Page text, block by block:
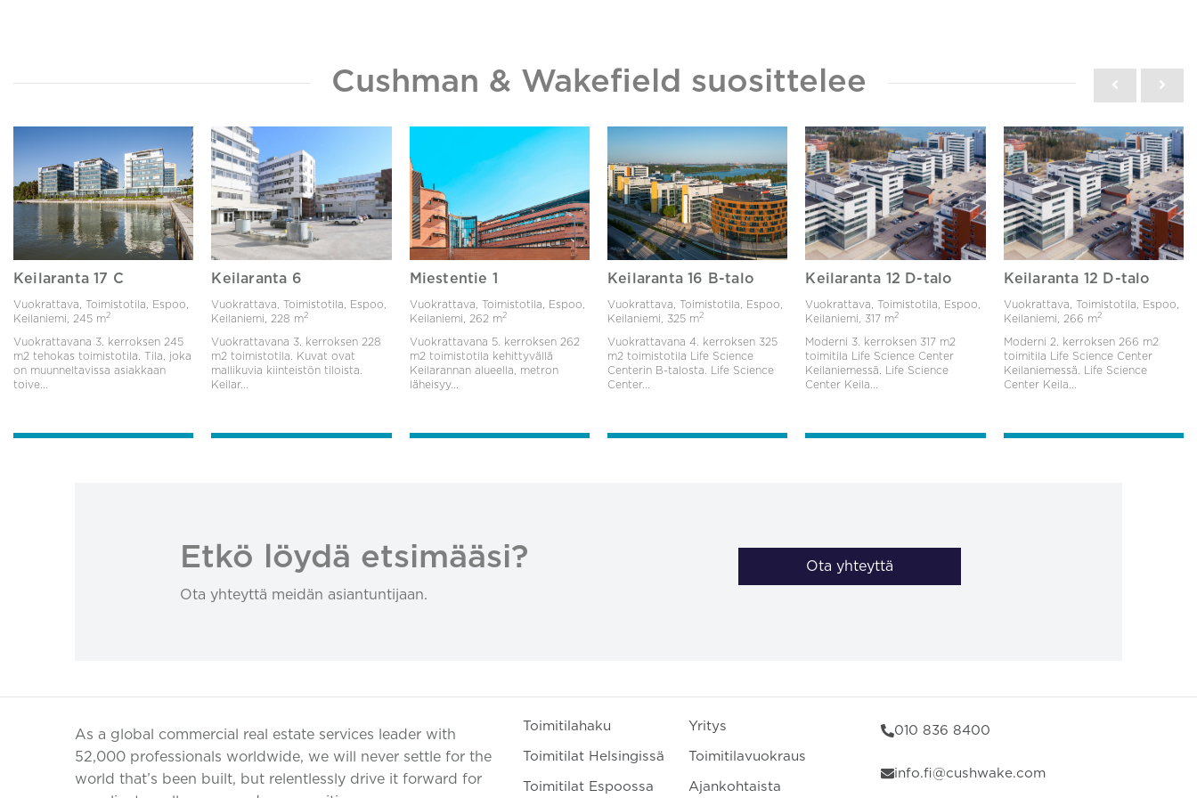
Cushman & Wakefield suosittelee
Keilaranta 17 C
Vuokrattava, Toimistotila, Espoo,
Keilaniemi, 245 m2
Vuokrattavana 3. kerroksen 245
m2 tehokas toimistotila. Tila, joka
on muunneltavissa asiakkaan
toive...
Keilaranta 6
Vuokrattava, Toimistotila, Espoo,
Keilaniemi, 228 m2
Vuokrattavana 3. kerroksen 228
m2 toimistotila. Kuvat ovat
mallikuvia kiinteistön tiloista.
Keilar...
Miestentie 1
Vuokrattava, Toimistotila, Espoo,
Keilaniemi,
262 m2
Vuokrattavana 5. kerroksen 262
m2 toimistotila kehittyvällä
Keilarannan alueella, metron
läheisyy...
Keilaranta 16 B-talo
Vuokrattava, Toimistotila, Espoo,
Keilaniemi, 325 m2
Vuokrattavana 4. kerroksen 325
m2 toimistotila Life Science
Centerin B-talosta. Life Science
Center...
Keilaranta 12 D-talo
Vuokrattava, Toimistotila, Espoo,
Keilaniemi, 317 m2
Moderni 3. kerroksen 317 m2
toimitila Life Science Center
Keilaniemessä. Life Science
Center Keila...
Keilaranta 12 D-talo
Vuokrattava, Toimistotila, Espoo,
Keilaniemi,
266 m2
Moderni 2. kerroksen 266 m2
toimitila Life Science Center
Keilaniemessä. Life Science
Center Keila...
Etkö löydä etsimääsi?
Ota yhteyttä meidän asiantuntijaan.
Ota yhteyttä
As a global commercial real estate services leader with
52,000 professionals worldwide, we will never settle for the
world that’s been built, but relentlessly drive it forward for
Toimitilahaku
Toimitilat Helsingissä
Toimitilat Espoossa
Yritys
Toimitilavuokraus
Ajankohtaista
010 836 8400
info.fi@cushwake.com